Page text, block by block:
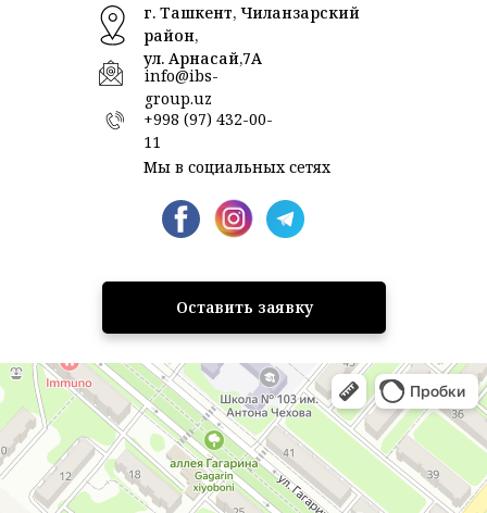
info@ibs-
group.uz
Оставить заявку
г. Ташкент, Чиланзарский
район,
ул. Арнасай,7А
+998 (97) 432-00-
11
Мы в социальных сетях